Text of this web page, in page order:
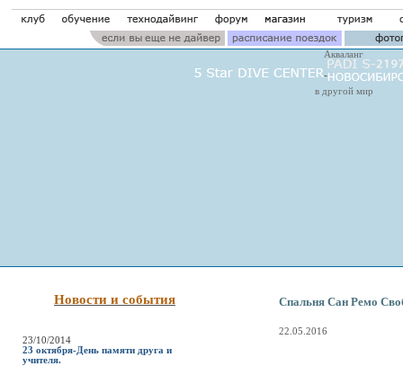
Акваланг
в другой мир
Новости и события
23/10/2014
23 октября-День памяти друга и
учителя.
Спальня Сан Ремо
22.05.2016